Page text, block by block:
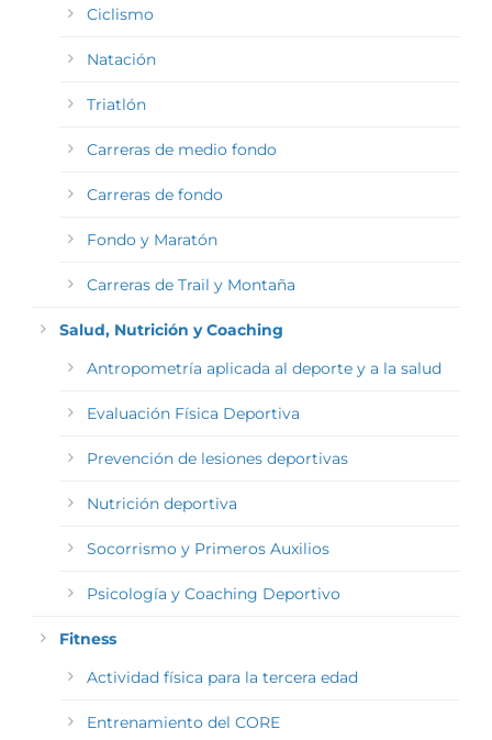
Ciclismo
Natación
Triatlón
Carreras de medio fondo
Carreras de fondo
Fondo y Maratón
Carreras de Trail y Montaña
Salud, Nutrición y Coaching
Antropometría aplicada al deporte y a la salud
Evaluación Física Deportiva
Prevención de lesiones deportivas
Nutrición deportiva
Socorrismo y Primeros Auxilios
Psicología y Coaching Deportivo
Fitness
Actividad física para la tercera edad
Entrenamiento del CORE